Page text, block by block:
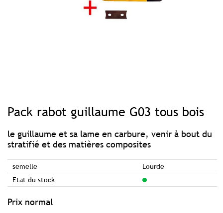
Pack rabot guillaume G03 tous bois
le guillaume et sa lame en carbure, venir à bout du
stratifié et des matières composites
semelle
Lourde
Etat du stock
Prix normal
beginning
images
gallery